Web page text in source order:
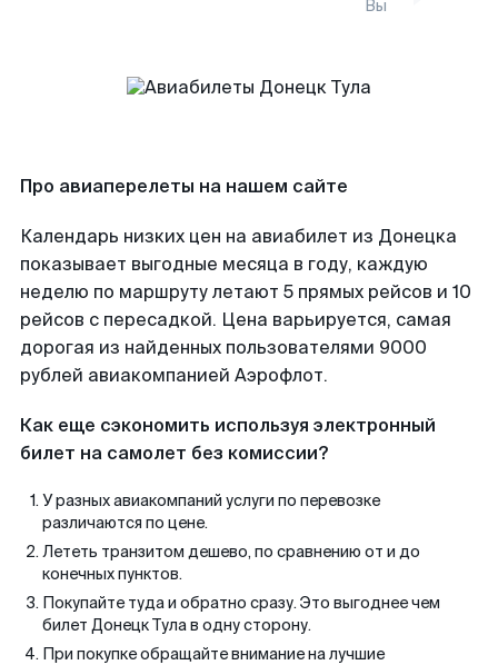
Вы
Про авиаперелеты на нашем сайте
Календарь низких цен на авиабилет из Донецка
показывает выгодные месяца в году, каждую
неделю по маршруту летают 5 прямых рейсов и 10
рейсов с пересадкой. Цена варьируется, самая
дорогая из найденных пользователями 9000
рублей авиакомпанией Аэрофлот.
Как еще сэкономить используя электронный
билет на самолет без комиссии?
У разных авиакомпаний услуги по перевозке
различаются по цене.
Лететь транзитом дешево, по сравнению от и до
конечных пунктов.
Покупайте туда и обратно сразу. Это выгоднее чем
билет Донецк Тула в одну сторону.
При покупке обращайте внимание на лучшие